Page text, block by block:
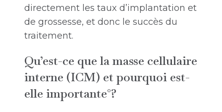
directement les taux d’implantation et
de grossesse, et donc le succès du
traitement.
Qu’est-ce que la masse cellulaire
interne (ICM) et pourquoi est-
elle importante°?